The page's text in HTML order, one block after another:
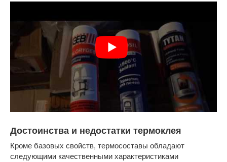
Достоинства и недостатки термоклея
Кроме базовых свойств, термосоставы обладают
следующими качественными характеристиками